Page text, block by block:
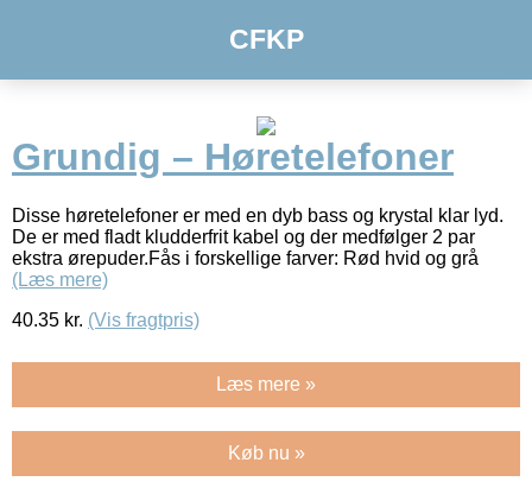
CFKP
Grundig – Høretelefoner
Disse høretelefoner er med en dyb bass og krystal klar lyd.
De er med fladt kludderfrit kabel og der medfølger 2 par
ekstra ørepuder.Fås i forskellige farver: Rød hvid og grå
(Læs mere)
40.35 kr. (Vis fragtpris)
Læs mere »
Køb nu »